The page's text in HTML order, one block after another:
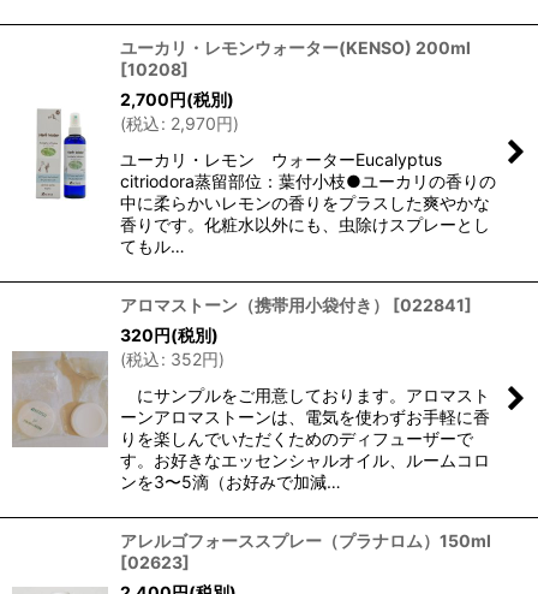
ユーカリ・レモンウォーター(KENSO) 200ml
[10208]
2,700円(税別)
(税込: 2,970円)
ユーカリ・レモン ウォーターEucalyptus
citriodora蒸留部位：葉付小枝●ユーカリの香りの
中に柔らかいレモンの香りをプラスした爽やかな
香りです。化粧水以外にも、虫除けスプレーとし
てもル…
アロマストーン（携帯用小袋付き） [022841]
320円(税別)
(税込: 352円)
にサンプルをご用意しております。アロマスト
ーンアロマストーンは、電気を使わずお手軽に香
りを楽しんでいただくためのディフューザーで
す。お好きなエッセンシャルオイル、ルームコロ
ンを3〜5滴（お好みで加減…
アレルゴフォーススプレー（プラナロム）150ml
[02623]